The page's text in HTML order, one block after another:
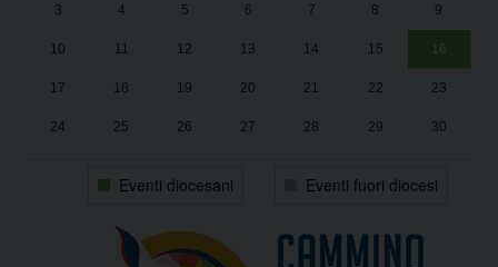
3 4 5 6 7 8 9
10 11 12 13 14 15 16
17 18 19 20 21 22 23
24 25 26 27 28 29 30
Eventi diocesani Eventi fuori diocesi